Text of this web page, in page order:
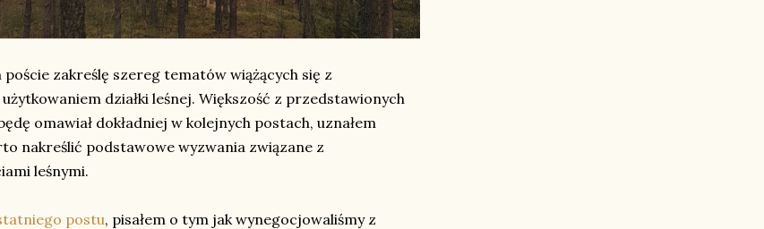
zakreślę szereg tematów wiążących się z
działki leśnej. Większość z przedstawionych
omawiał dokładniej w kolejnych postach, uznałem
nakreślić podstawowe wyzwania związane z
leśnymi.
postu, pisałem o tym jak wynegocjowaliśmy z